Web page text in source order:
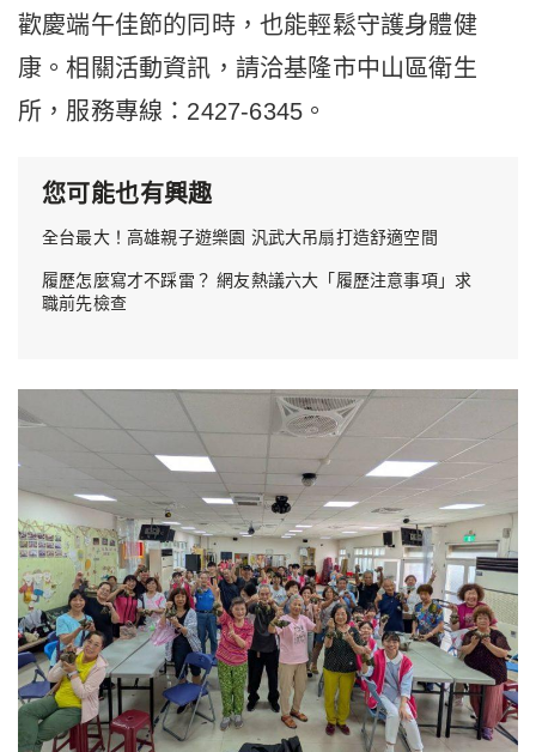
歡慶端午佳節的同時，也能輕鬆守護身體健
康。相關活動資訊，請洽基隆市中山區衛生
所，服務專線：2427-6345。
您可能也有興趣
全台最大！高雄親子遊樂園 汎武大吊扇打造舒適空間
履歷怎麼寫才不踩雷？ 網友熱議六大「履歷注意事項」求
職前先檢查